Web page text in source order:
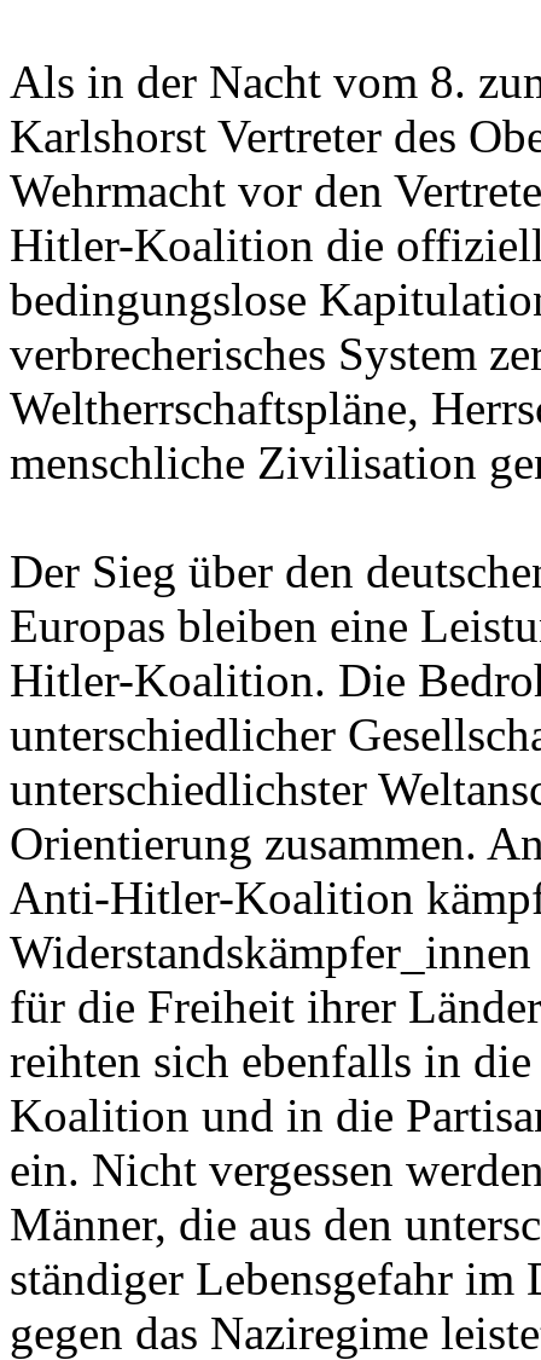
Als in der Nacht vom 8.
Karlshorst Vertreter des
Wehrmacht vor den
Hitler-Koalition die
bedingungslose
verbrecherisches System
Weltherrschaftspläne,
menschliche Zivilisation
Der Sieg über den
Europas bleiben eine
Hitler-Koalition. Die
unterschiedlicher
unterschiedlichster
Orientierung zusammen.
Anti-Hitler-Koalition
für die Freiheit ihrer
reihten sich ebenfalls in
Koalition und in die
ein. Nicht vergessen
Männer, die aus den
ständiger Lebensgefahr im
gegen das Naziregime